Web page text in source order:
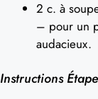
2 c. à
– pour un
audacieux.
Instructions